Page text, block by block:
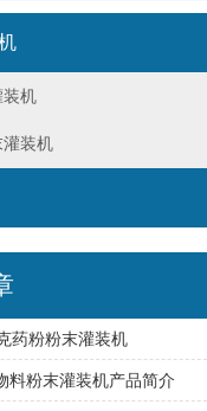
机
装机
药粉粉末灌装机
料粉末灌装机产品简介